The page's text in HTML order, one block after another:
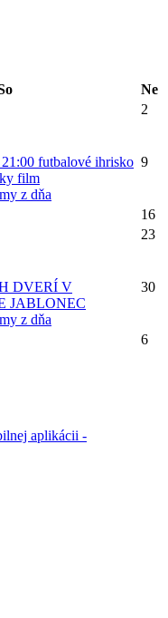
Ne
2
futbalové ihrisko
film
z dňa
9
16
23
DVERÍ V
JABLONEC
z dňa
30
6
aplikácii -